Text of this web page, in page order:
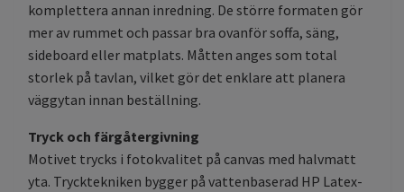
komplettera annan inredning. De större formaten gör
mer av rummet och passar bra ovanför soffa, säng,
sideboard eller matplats. Måtten anges som total
storlek på tavlan, vilket gör det enklare att planera
väggytan innan beställning.
Tryck och färgåtergivning
Motivet trycks i fotokvalitet på canvas med halvmatt
yta. Trycktekniken bygger på vattenbaserad HP Latex-